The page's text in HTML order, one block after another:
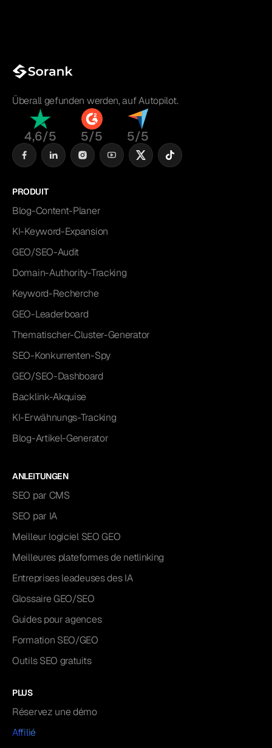
Überall gefunden werden, auf Autopilot.
4,6/5 5/5 5/5
PRODUIT
Blog-Content-Planer
KI-Keyword-Expansion
GEO/SEO-Audit
Domain-Authority-Tracking
Keyword-Recherche
GEO-Leaderboard
Thematischer-Cluster-Generator
SEO-Konkurrenten-Spy
GEO/SEO-Dashboard
Backlink-Akquise
KI-Erwähnungs-Tracking
Blog-Artikel-Generator
ANLEITUNGEN
SEO par CMS
SEO par IA
Meilleur logiciel SEO GEO
Meilleures plateformes de netlinking
Entreprises leadeuses des IA
Glossaire GEO/SEO
Guides pour agences
Formation SEO/GEO
Outils SEO gratuits
PLUS
Réservez une démo
Affilié